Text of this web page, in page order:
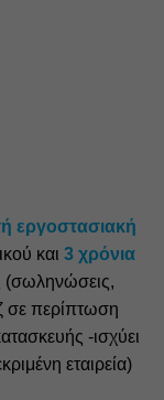
εργοστασιακή
και 3 χρόνια
(σωληνώσεις,
σε περίπτωση
-ισχύει
εταιρεία)